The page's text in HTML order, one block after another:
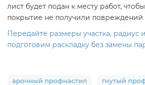
лист будет подан к месту работ,
покрытие не получили повреждений
Передайте размеры участка, радиус
подготовим раскладку без замены
арочный профнастил гнутый